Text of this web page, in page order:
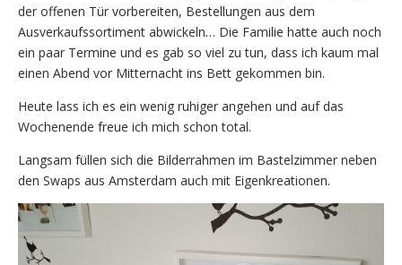
der offenen Tür vorbereiten, Bestellungen aus dem
Ausverkaufssortiment abwickeln… Die Familie hatte auch noch
ein paar Termine und es gab so viel zu tun, dass ich kaum mal
einen Abend vor Mitternacht ins Bett gekommen bin.
Heute lass ich es ein wenig ruhiger angehen und auf das
Wochenende freue ich mich schon total.
Langsam füllen sich die Bilderrahmen im Bastelzimmer neben
den Swaps aus Amsterdam auch mit Eigenkreationen.